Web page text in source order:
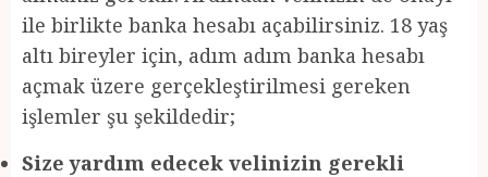
ile birlikte banka hesabı açabilirsiniz. 18 yaş
altı bireyler için, adım adım banka hesabı
açmak üzere gerçekleştirilmesi gereken
işlemler şu şekildedir;
Size yardım edecek velinizin gerekli